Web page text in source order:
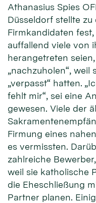
Athanasius Spies
Düsseldorf stellte
Firmkandidaten
auffallend viele von
herangetreten
„nachzuholen“, weil
„verpasst“ hatten.
fehlt mir“, sei eine
gewesen. Viele der
Firmung eines
es vermissten.
zahlreiche
weil sie katholische
die Eheschließung
Partner planen.